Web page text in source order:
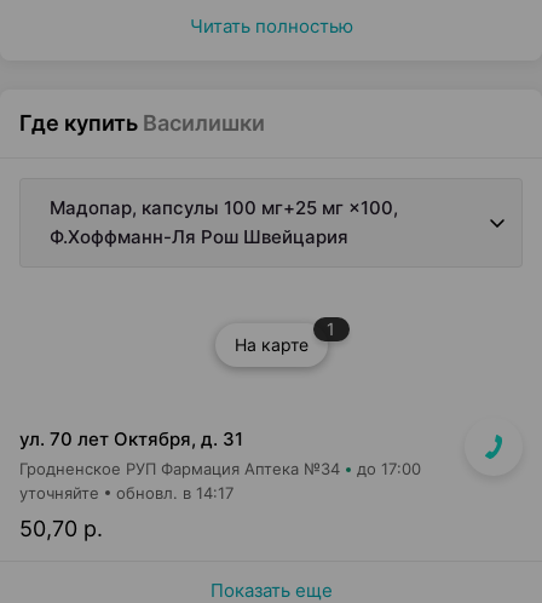
Читать полностью
Где купить Василишки
Мадопар, капсулы 100 мг+25 мг ×100,
Ф.Хоффманн-Ля Рош Швейцария
На карте
1
ул. 70 лет Октября, д. 31
Гродненское РУП Фармация Аптека №34 до 17:00
50,70 р.
уточняйте обновл. в 14:17
Показать еще